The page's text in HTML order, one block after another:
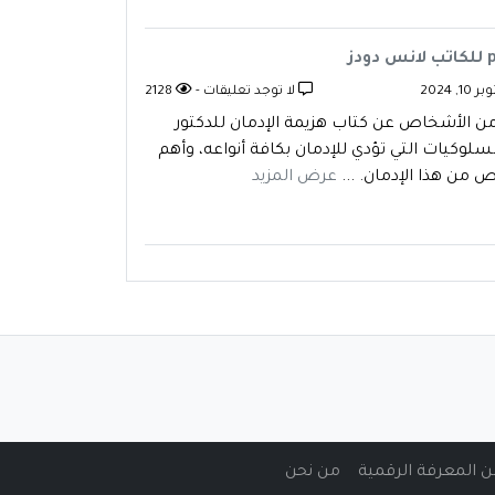
لا توجد تعليقات -
الأشخاص عن كتاب هزيمة الإدمان للدكتور
التي تؤدي للإدمان بكافة أنواعه، وأهم
من هذا الإدمان. ... عرض المزيد
من نحن